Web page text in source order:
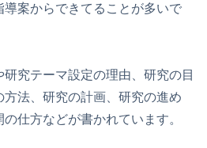
案からできてることが多いで
究テーマ設定の理由、研究の目
法、研究の計画、研究の進め
仕方などが書かれています。